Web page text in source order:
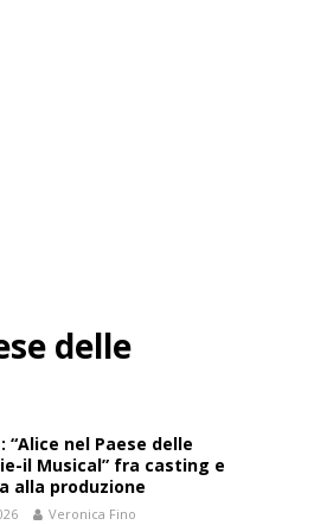
delle
“Alice nel Paese delle
il Musical” fra casting e
alla produzione
Veronica Fino